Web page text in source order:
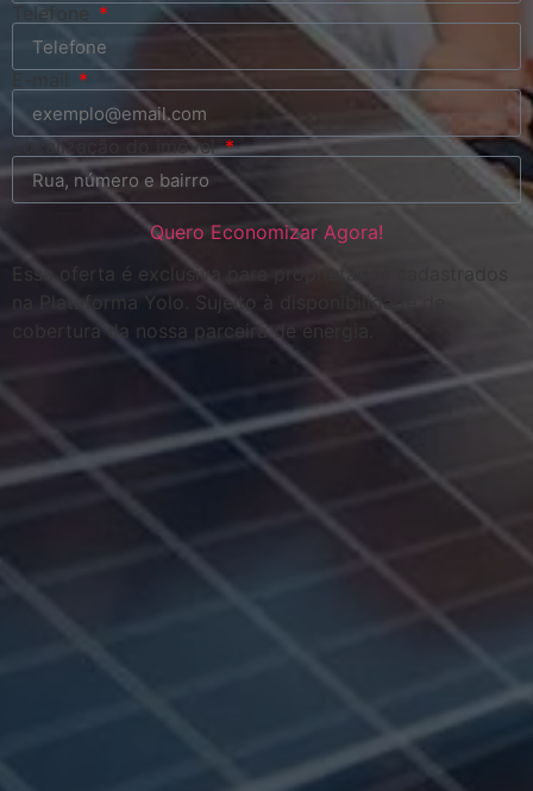
Telefone
Localização do imóvel
Quero Economizar Agora!
Essa oferta é exclusiva para proprietários cadastrados
na Plataforma Yolo. Sujeito à disponibilidade de
cobertura da nossa parceira de energia.